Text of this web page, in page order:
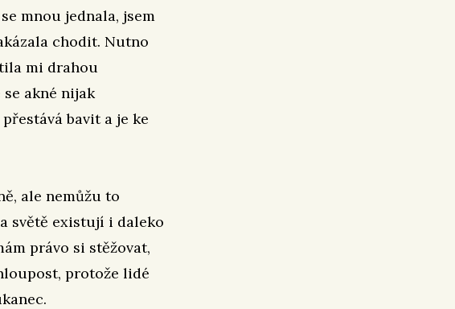
mnou jednala, jsem
chodit. Nutno
mi drahou
akné nijak
bavit a je ke
ale nemůžu to
světě existují i daleko
právo si stěžovat,
protože lidé